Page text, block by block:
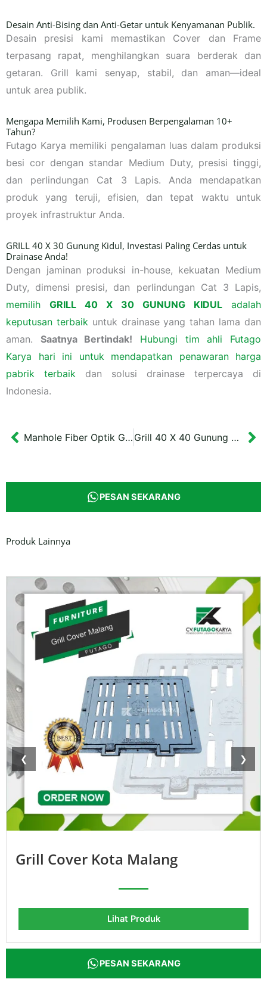
Desain Anti-Bising dan Anti-Getar untuk Kenyamanan Publik.
Desain presisi kami memastikan Cover dan Frame
terpasang rapat, menghilangkan suara berderak dan
getaran. Grill kami senyap, stabil, dan aman—ideal
untuk area publik.
Mengapa Memilih Kami, Produsen Berpengalaman 10+
Tahun?
Futago Karya memiliki pengalaman luas dalam produksi
besi cor dengan standar Medium Duty, presisi tinggi,
dan perlindungan Cat 3 Lapis. Anda mendapatkan
produk yang teruji, efisien, dan tepat waktu untuk
proyek infrastruktur Anda.
GRILL 40 X 30 Gunung Kidul, Investasi Paling Cerdas untuk
Drainase Anda!
Dengan jaminan produksi in-house, kekuatan Medium
Duty, dimensi presisi, dan perlindungan Cat 3 Lapis,
memilih GRILL 40 X 30 GUNUNG KIDUL adalah
keputusan terbaikuntuk drainase yang tahan lama dan
aman. Saatnya Bertindak!
Hubungi tim ahli Futago
Karya hari ini untuk mendapatkan penawaran harga
pabrik terbaik dan solusi drainase terpercaya di
Indonesia.
Prev Manhole Fiber Optik Gunung Kidul Cover 60x60x4 cm Grill 40 X 40 Gunung Kidul
PESAN SEKARANG
Produk Lainnya
❮ ❯
Grill Cover Kota Malang
Lihat Produk
PESAN SEKARANG